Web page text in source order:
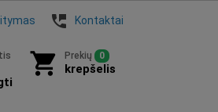
perm_phone_msg Kontaktai
shopping_cart Prekių 0
krepšelis